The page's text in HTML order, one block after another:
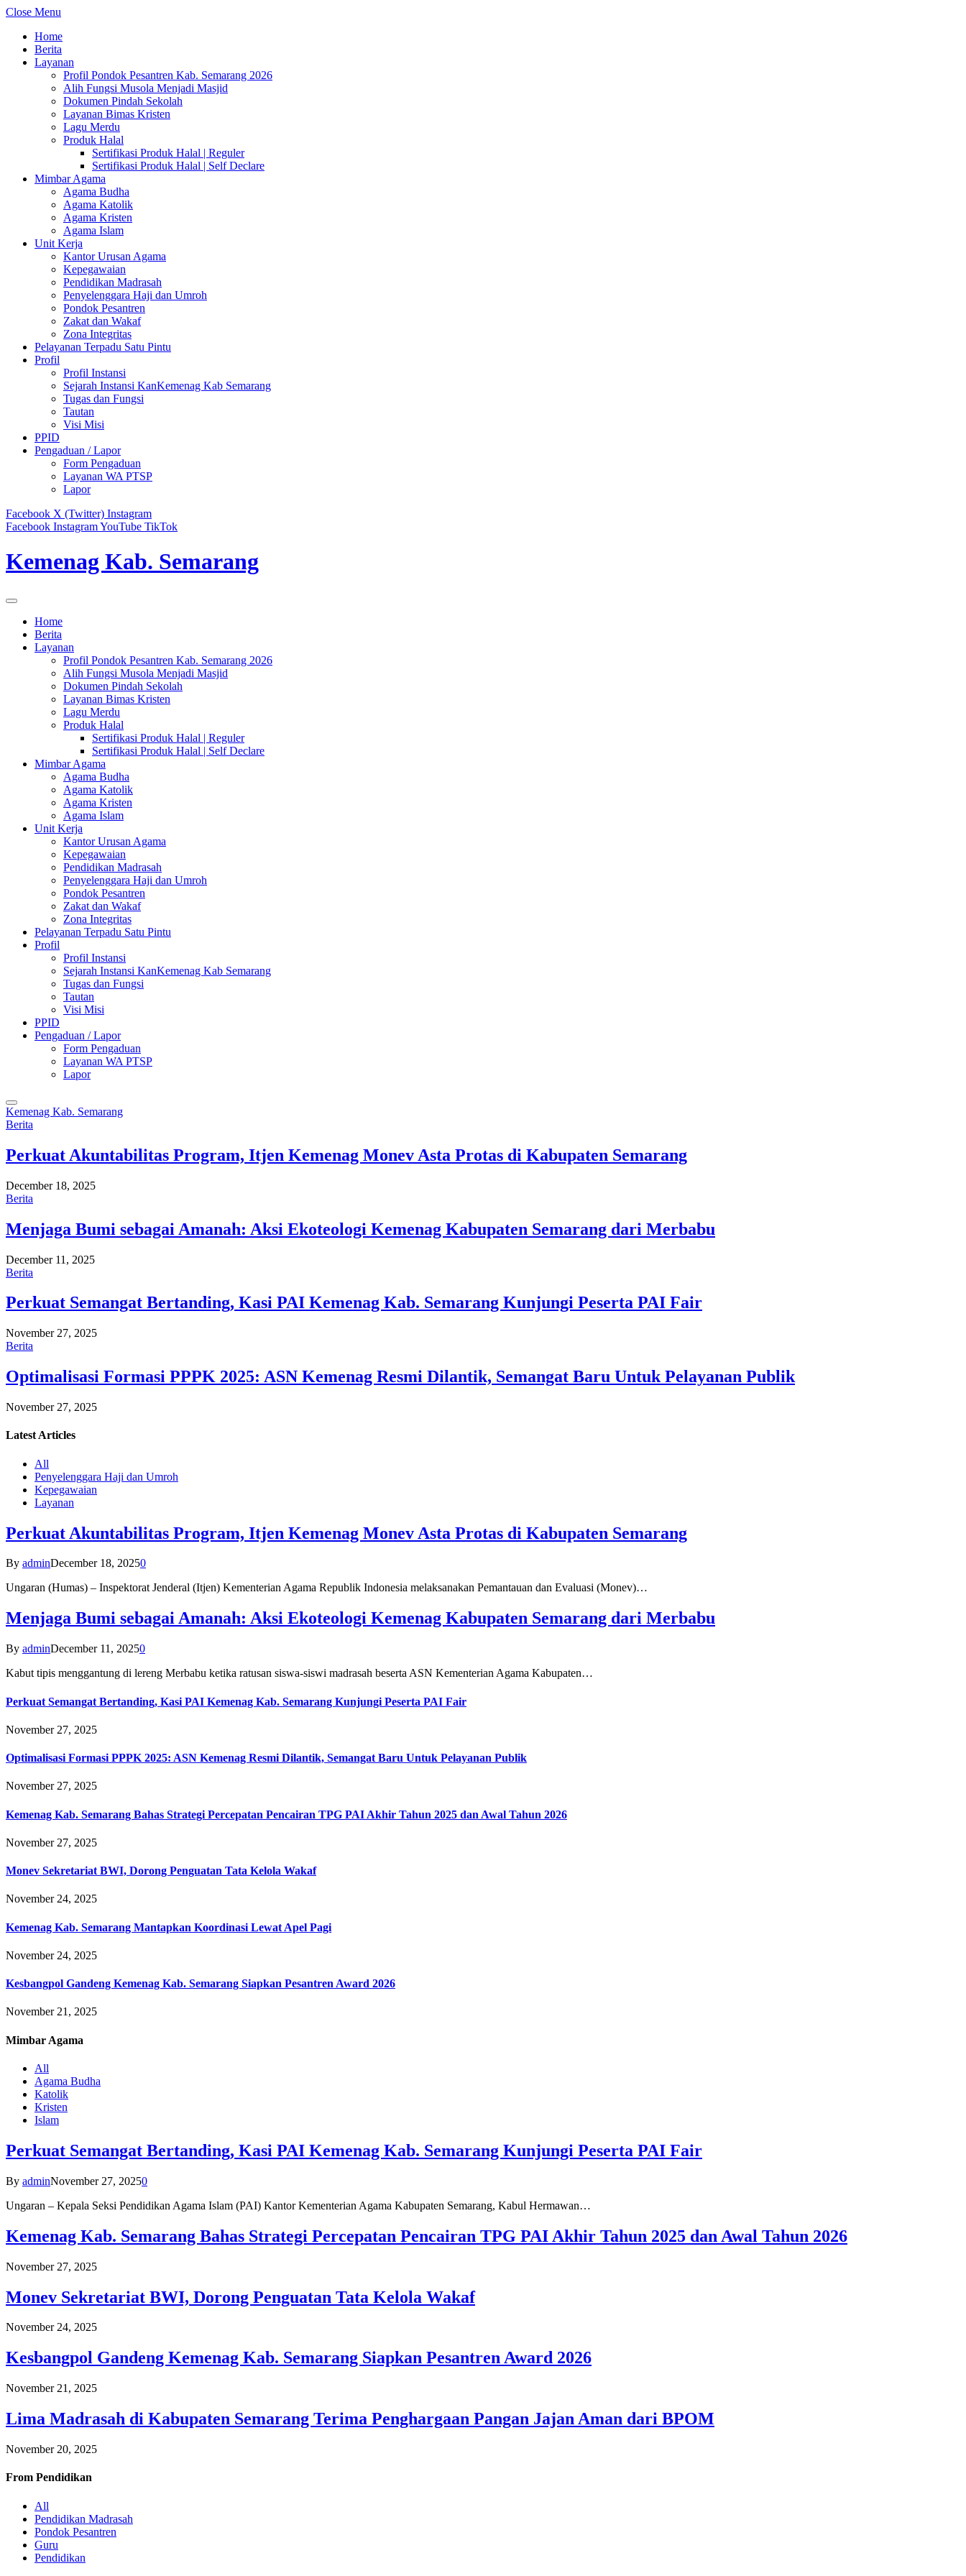
Close Menu
Home
Berita
Layanan
Profil Pondok Pesantren Kab. Semarang 2026
Alih Fungsi Musola Menjadi Masjid
Dokumen Pindah Sekolah
Layanan Bimas Kristen
Lagu Merdu
Produk Halal
Sertifikasi Produk Halal | Reguler
Sertifikasi Produk Halal | Self Declare
Mimbar Agama
Agama Budha
Agama Katolik
Agama Kristen
Agama Islam
Unit Kerja
Kantor Urusan Agama
Kepegawaian
Pendidikan Madrasah
Penyelenggara Haji dan Umroh
Pondok Pesantren
Zakat dan Wakaf
Zona Integritas
Pelayanan Terpadu Satu Pintu
Profil
Profil Instansi
Sejarah Instansi KanKemenag Kab Semarang
Tugas dan Fungsi
Tautan
Visi Misi
PPID
Pengaduan / Lapor
Form Pengaduan
Layanan WA PTSP
Lapor
Facebook X (Twitter) Instagram
Facebook InstagramYouTube TikTok
Kemenag Kab. Semarang
Home
Berita
Layanan
Profil Pondok Pesantren Kab. Semarang 2026
Alih Fungsi Musola Menjadi Masjid
Dokumen Pindah Sekolah
Layanan Bimas Kristen
Lagu Merdu
Produk Halal
Sertifikasi Produk Halal | Reguler
Sertifikasi Produk Halal | Self Declare
Mimbar Agama
Agama Budha
Agama Katolik
Agama Kristen
Agama Islam
Unit Kerja
Kantor Urusan Agama
Kepegawaian
Pendidikan Madrasah
Penyelenggara Haji dan Umroh
Pondok Pesantren
Zakat dan Wakaf
Zona Integritas
Pelayanan Terpadu Satu Pintu
Profil
Profil Instansi
Sejarah Instansi KanKemenag Kab Semarang
Tugas dan Fungsi
Tautan
Visi Misi
PPID
Pengaduan / Lapor
Form Pengaduan
Layanan WA PTSP
Lapor
Kemenag Kab. Semarang
Berita
Perkuat Akuntabilitas Program, Itjen Kemenag Monev Asta Protas di Kabupaten Semarang
December 18, 2025
Berita
Menjaga Bumi sebagai Amanah: Aksi Ekoteologi Kemenag Kabupaten Semarang dari Merbabu
December 11, 2025
Berita
Perkuat Semangat Bertanding, Kasi PAI Kemenag Kab. Semarang Kunjungi Peserta PAI Fair
November 27, 2025
Berita
Optimalisasi Formasi PPPK 2025: ASN Kemenag Resmi Dilantik, Semangat Baru Untuk Pelayanan Publik
November 27, 2025
Latest Articles
All
Penyelenggara Haji dan Umroh
Kepegawaian
Layanan
Perkuat Akuntabilitas Program, Itjen Kemenag Monev Asta Protas di Kabupaten Semarang
By adminDecember 18, 20250
Ungaran (Humas) – Inspektorat Jenderal (Itjen) Kementerian Agama Republik Indonesia melaksanakan Pemantauan dan Evaluasi (Monev)…
Menjaga Bumi sebagai Amanah: Aksi Ekoteologi Kemenag Kabupaten Semarang dari Merbabu
By adminDecember 11, 20250
Kabut tipis menggantung di lereng Merbabu ketika ratusan siswa-siswi madrasah beserta ASN Kementerian Agama Kabupaten…
Perkuat Semangat Bertanding, Kasi PAI Kemenag Kab. Semarang Kunjungi Peserta PAI Fair
November 27, 2025
Optimalisasi Formasi PPPK 2025: ASN Kemenag Resmi Dilantik, Semangat Baru Untuk Pelayanan Publik
November 27, 2025
Kemenag Kab. Semarang Bahas Strategi Percepatan Pencairan TPG PAI Akhir Tahun 2025 dan Awal Tahun 2026
November 27, 2025
Monev Sekretariat BWI, Dorong Penguatan Tata Kelola Wakaf
November 24, 2025
Kemenag Kab. Semarang Mantapkan Koordinasi Lewat Apel Pagi
November 24, 2025
Kesbangpol Gandeng Kemenag Kab. Semarang Siapkan Pesantren Award 2026
November 21, 2025
Mimbar Agama
All
Agama Budha
Katolik
Kristen
Islam
Perkuat Semangat Bertanding, Kasi PAI Kemenag Kab. Semarang Kunjungi Peserta PAI Fair
By adminNovember 27, 20250
Ungaran – Kepala Seksi Pendidikan Agama Islam (PAI) Kantor Kementerian Agama Kabupaten Semarang, Kabul Hermawan…
Kemenag Kab. Semarang Bahas Strategi Percepatan Pencairan TPG PAI Akhir Tahun 2025 dan Awal Tahun 2026
November 27, 2025
Monev Sekretariat BWI, Dorong Penguatan Tata Kelola Wakaf
November 24, 2025
Kesbangpol Gandeng Kemenag Kab. Semarang Siapkan Pesantren Award 2026
November 21, 2025
Lima Madrasah di Kabupaten Semarang Terima Penghargaan Pangan Jajan Aman dari BPOM
November 20, 2025
From Pendidikan
All
Pendidikan Madrasah
Pondok Pesantren
Guru
Pendidikan